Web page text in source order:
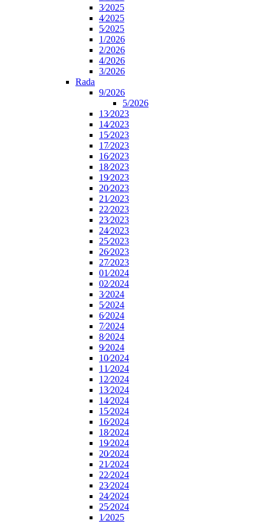
3⁄2025
4⁄2025
5⁄2025
1/2026
2/2026
4/2026
3/2026
Rada
9/2026
5/2026
13⁄2023
14⁄2023
15⁄2023
17⁄2023
16⁄2023
18⁄2023
19⁄2023
20⁄2023
21⁄2023
22⁄2023
23⁄2023
24⁄2023
25⁄2023
26⁄2023
27⁄2023
01⁄2024
02⁄2024
3⁄2024
5⁄2024
6⁄2024
7⁄2024
8⁄2024
9⁄2024
10⁄2024
11⁄2024
12⁄2024
13⁄2024
14⁄2024
15⁄2024
16⁄2024
18⁄2024
19⁄2024
20⁄2024
21⁄2024
22⁄2024
23⁄2024
24⁄2024
25⁄2024
1⁄2025